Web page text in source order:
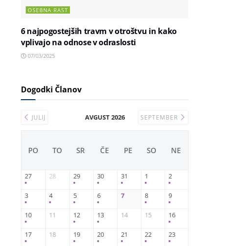
OSEBNA RAST
6 najpogostejših travm v otroštvu in kako
vplivajo na odnose v odraslosti
07/03/2025
Dogodki Članov
JULIJ AVGUST 2026 SEPTEMBER
PO TO SR ČE PE SO NE
27 28 29 30 31 1 2
3 4 5 6 7 8 9
10 11 12 13 14 15 16
17 18 19 20 21 22 23